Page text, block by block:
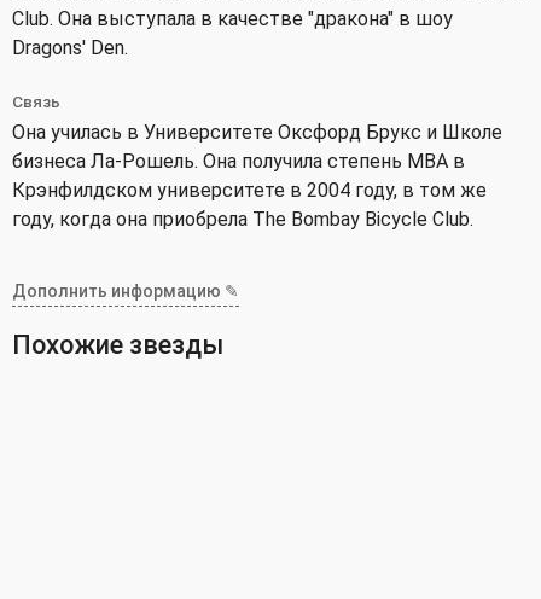
Club. Она выступала в качестве "дракона" в шоу
Dragons' Den.
Связь
Она училась в Университете Оксфорд Брукс и Школе
бизнеса Ла-Рошель. Она получила степень MBA в
Крэнфилдском университете в 2004 году, в том же
году, когда она приобрела The Bombay Bicycle Club.
Дополнить информацию ✎
Похожие звезды